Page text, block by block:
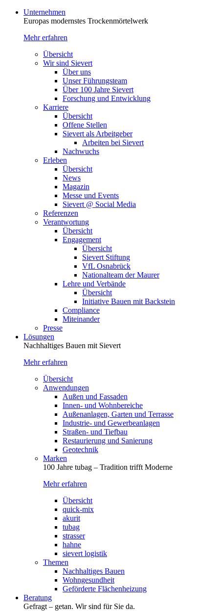
Unternehmen
Europas modernstes Trocken­mörtelwerk
Mehr erfahren
Übersicht
Wir sind Sievert
Über uns
Unser Führungsteam
Über 100 Jahre Sievert
Forschung und Entwicklung
Karriere
Übersicht
Offene Stellen
Sievert als Arbeitgeber
Arbeiten bei Sievert
Nachwuchs
Erleben
Übersicht
News
Magazin
Messe und Events
Sievert @ Social Media
Referenzen
Verantwortung
Übersicht
Engagement
Übersicht
Sievert Stiftung
VfL Osnabrück
Nationalteam der Maurer
Lehre und Verbände
Übersicht
Initiative Bauen mit Backstein
Compliance
Miteinander
Presse
Lösungen
Nachhaltiges Bauen mit Sievert
Mehr erfahren
Übersicht
Anwendungen
Außen und Fassaden
Innen- und Wohnbereiche
Außenanlagen, Garten und Terrasse
Industrie- und Gewerbeanlagen
Straßen- und Tiefbau
Restaurierung und Sanierung
Geotechnik
Marken
100 Jahre tubag – Tradition trifft Moderne
Mehr erfahren
Übersicht
quick-mix
akurit
tubag
strasser
hahne
sievert logistik
Themen
Nachhaltiges Bauen
Wohngesundheit
Geförderte Flächenheizung
Beratung
Gefragt – getan. Wir sind für Sie da.